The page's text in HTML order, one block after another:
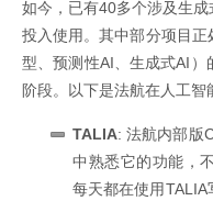
如今，已有40多个涉及生
投入使用。其中部分项目
型、预测性AI、生成式AI）
阶段。以下是法航在人工智
TALIA: 法航内部版
中熟悉它的功能，
每天都在使用